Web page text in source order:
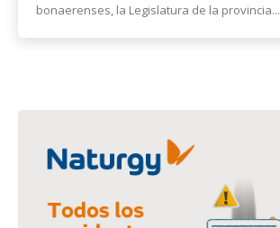
bonaerenses, la Legislatura de la provincia...